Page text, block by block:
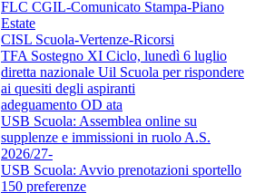
FLC CGIL-Comunicato Stampa-Piano
Estate
CISL Scuola-Vertenze-Ricorsi
TFA Sostegno XI Ciclo, lunedì 6 luglio
diretta nazionale Uil Scuola per rispondere
ai quesiti degli aspiranti
adeguamento OD ata
USB Scuola: Assemblea online su
supplenze e immissioni in ruolo A.S.
2026/27-
USB Scuola: Avvio prenotazioni sportello
150 preferenze